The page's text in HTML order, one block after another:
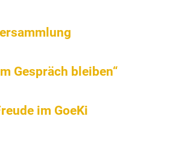
Gespräch bleiben“
im GoeKi